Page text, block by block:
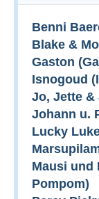
Benni
Blake &
Gaston
Isnogoud
Jo, Jette &
Johann u.
Lucky
Mausi und
Pompom)